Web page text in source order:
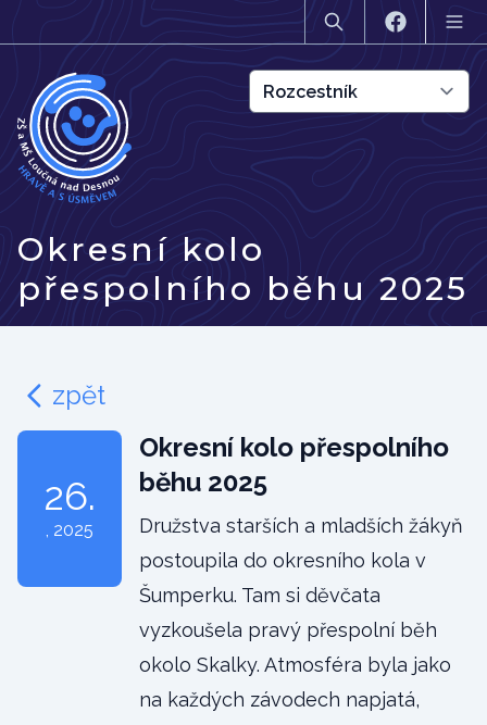
Okresní kolo
přespolního běhu 2025
zpět
26.
, 2025
Okresní kolo přespolního
běhu 2025
Družstva starších a mladších žákyň
postoupila do okresního kola v
Šumperku. Tam si děvčata
vyzkoušela pravý přespolní běh
okolo Skalky. Atmosféra byla jako
na každých závodech napjatá,